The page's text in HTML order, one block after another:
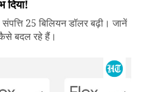
25 बिलियन डॉलर बढ़ी। जानें
बदल रहे हैं।